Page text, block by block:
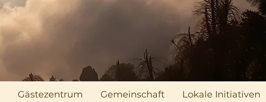
Gästezentrum Gemeinschaft Lokale Initiativen